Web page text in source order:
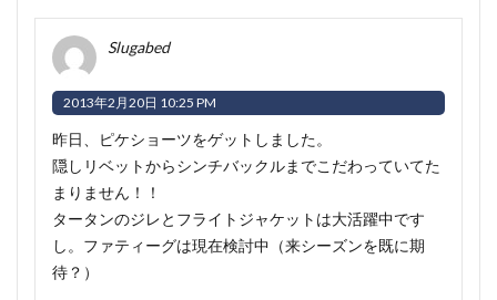
Slugabed
2013年2月20日 10:25 PM
昨日、ピケショーツをゲットしました。
隠しリベットからシンチバックルまでこだわっていてた
まりません！！
タータンのジレとフライトジャケットは大活躍中です
し。ファティーグは現在検討中（来シーズンを既に期
待？）